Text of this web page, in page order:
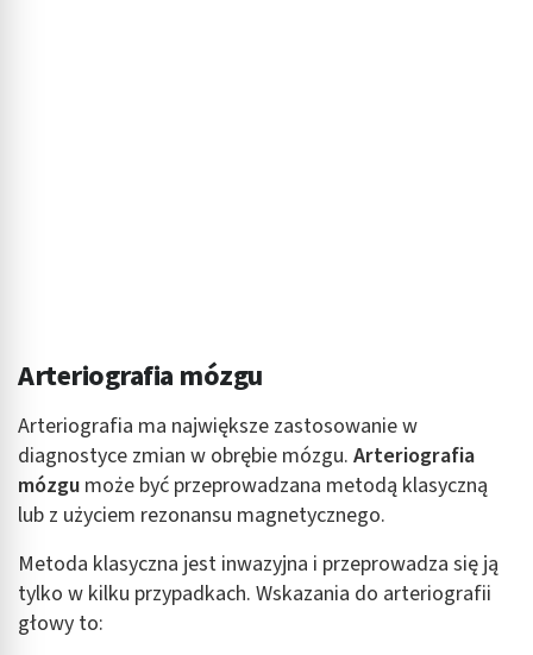
Arteriografia mózgu
Arteriografia ma największe zastosowanie w
diagnostyce zmian w obrębie mózgu. Arteriografia
mózgu może być przeprowadzana metodą klasyczną
lub z użyciem rezonansu magnetycznego.
Metoda klasyczna jest inwazyjna i przeprowadza się ją
tylko w kilku przypadkach. Wskazania do arteriografii
głowy to: